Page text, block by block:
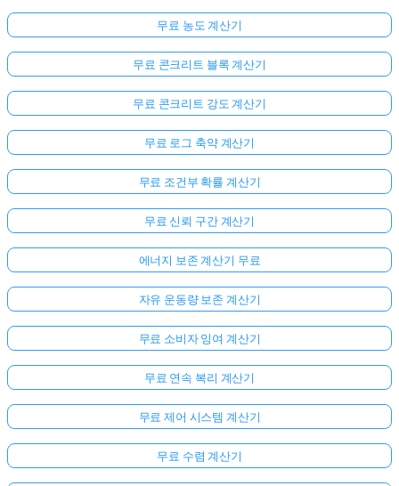
무료 농도 계산기
무료 콘크리트 블록 계산기
무료 콘크리트 강도 계산기
무료 로그 축약 계산기
무료 조건부 확률 계산기
무료 신뢰 구간 계산기
에너지 보존 계산기 무료
자유 운동량 보존 계산기
무료 소비자 잉여 계산기
무료 연속 복리 계산기
무료 제어 시스템 계산기
무료 수렴 계산기